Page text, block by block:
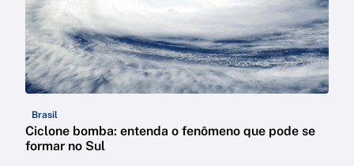
Brasil
Ciclone bomba: entenda o fenômeno que pode se
formar no Sul